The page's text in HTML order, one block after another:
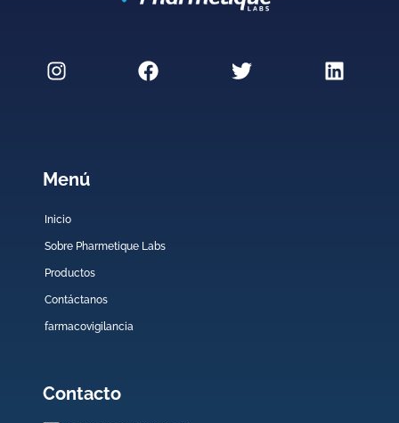
Menú
Inicio
Sobre Pharmetique Labs
Productos
Contáctanos
farmacovigilancia
Contacto